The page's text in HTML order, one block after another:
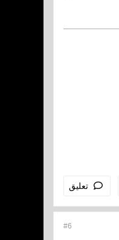
تعليق
#6